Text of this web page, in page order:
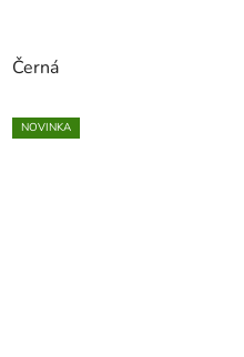
Černá
NOVINKA